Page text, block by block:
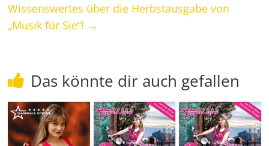
Wissenswertes über die Herbstausgabe von
„Musik für Sie“! →
Das könnte dir auch gefallen